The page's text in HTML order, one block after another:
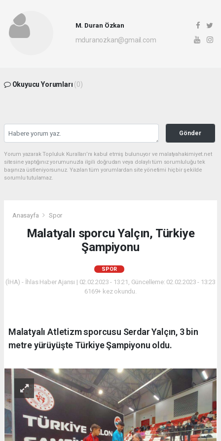
M. Duran Özkan
mduranozkan@gmail.com
Okuyucu Yorumları (0)
Gönder
Yorum yazarak Topluluk Kuralları’nı kabul etmiş bulunuyor ve malatyahakimiyet.net
sitesine yaptığınız yorumunuzla ilgili doğrudan veya dolaylı tüm sorumluluğu tek
başınıza üstleniyorsunuz. Yazılan tüm yorumlardan site yönetimi hiçbir şekilde
sorumlu tutulamaz.
Anasayfa Spor
Malatyalı sporcu Yalçın, Türkiye
Şampiyonu
SPOR
(İHA) - İhlas Haber Ajansı | 02.02.2023 - 13:21, Güncelleme: 02.02.2023 - 13:23
6169+ kez okundu.
Malatyalı Atletizm sporcusu Serdar Yalçın, 3 bin
metre yürüyüşte Türkiye Şampiyonu oldu.